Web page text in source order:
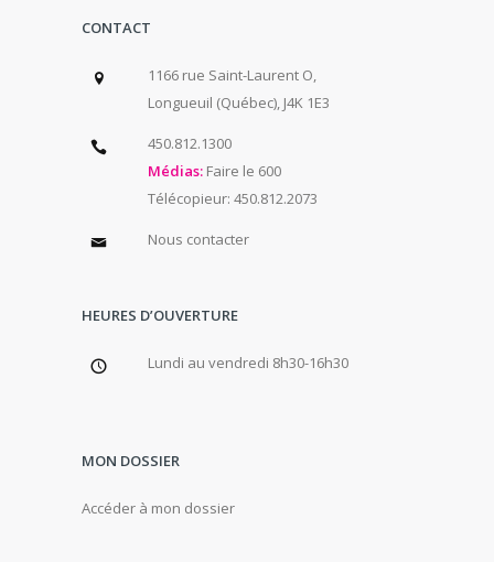
CONTACT
1166 rue Saint-Laurent O,
Longueuil (Québec), J4K 1E3
450.812.1300
Médias: Faire le 600
Télécopieur: 450.812.2073
Nous contacter
HEURES D’OUVERTURE
Lundi au vendredi 8h30-16h30
MON DOSSIER
Accéder à mon dossier